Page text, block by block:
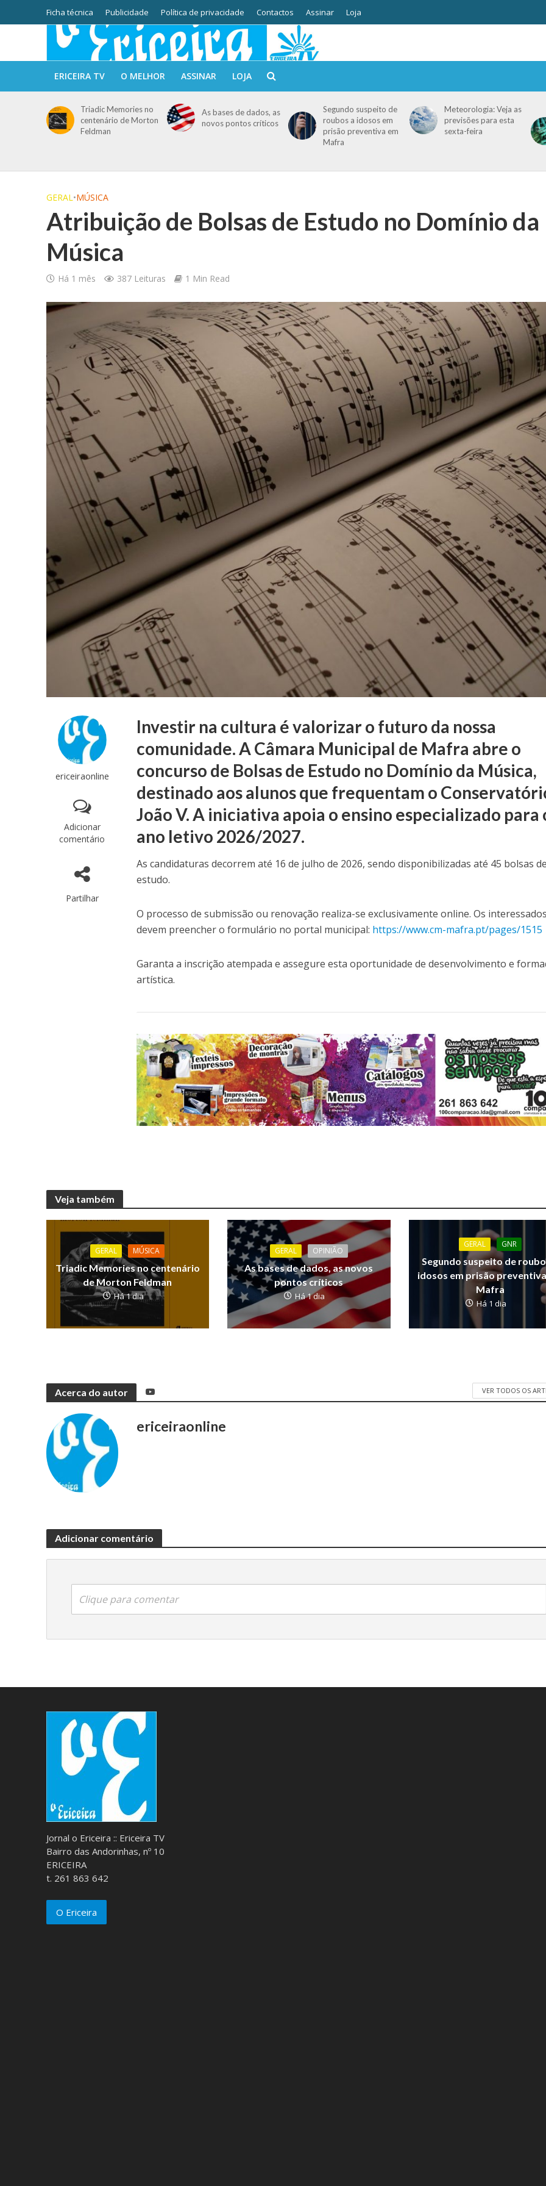
Ficha técnica Publicidade Política de privacidade Contactos Assinar Loja
ERICEIRA TV O MELHOR ASSINAR LOJA
Triadic Memories no
centenário de Morton
Feldman
As bases de dados, as
novos pontos críticos
Segundo suspeito de
roubos a idosos em
prisão preventiva em
Mafra
Meteorologia: Veja as
previsões para esta
sexta-feira
GERAL•MÚSICA
Atribuição de Bolsas de Estudo no Domínio da
Música
Há 1 mês 387 Leituras 1 Min Read
ericeiraonline
Adicionar
comentário
Partilhar
Investir na cultura é valorizar o futuro da nossa
comunidade. A Câmara Municipal de Mafra abre o
concurso de Bolsas de Estudo no Domínio da Música,
destinado aos alunos que frequentam o
João V. A iniciativa apoia o ensino especializado para
ano letivo 2026/2027.
As candidaturas decorrem até 16 de julho de 2026, sendo disponibilizadas até 45 bolsas de
estudo.
O processo de submissão ou renovação realiza-se exclusivamente online. Os interessados
devem preencher o formulário no portal municipal: https://www.cm-mafra.pt/pages/1515
Garanta a inscrição atempada e assegure esta oportunidade de desenvolvimento e
artística.
Veja também
GERAL MÚSICA
Triadic Memories no centenário
de Morton Feldman
Há 1 dia
GERAL OPINIÃO
As bases de dados, as novos
pontos críticos
Há 1 dia
GERAL GNR
Segundo suspeito de
idosos em prisão
Mafra
Há 1 dia
Acerca do autor VER TODOS OS
ericeiraonline
Adicionar comentário
Clique para comentar
Jornal o Ericeira :: Ericeira TV
Bairro das Andorinhas, nº 10
ERICEIRA
t. 261 863 642
O Ericeira